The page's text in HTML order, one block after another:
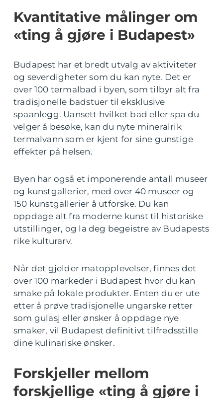
Kvantitative målinger om
«ting å gjøre i Budapest»
Budapest har et bredt utvalg av aktiviteter
og severdigheter som du kan nyte. Det er
over 100 termalbad i byen, som tilbyr alt fra
tradisjonelle badstuer til eksklusive
spaanlegg. Uansett hvilket bad eller spa du
velger å besøke, kan du nyte mineralrik
termalvann som er kjent for sine gunstige
effekter på helsen.
Byen har også et imponerende antall museer
og kunstgallerier, med over 40 museer og
150 kunstgallerier å utforske. Du kan
oppdage alt fra moderne kunst til historiske
utstillinger, og la deg begeistre av Budapests
rike kulturarv.
Når det gjelder matopplevelser, finnes det
over 100 markeder i Budapest hvor du kan
smake på lokale produkter. Enten du er ute
etter å prøve tradisjonelle ungarske retter
som gulasj eller ønsker å oppdage nye
smaker, vil Budapest definitivt tilfredsstille
dine kulinariske ønsker.
Forskjeller mellom
forskjellige «ting å gjøre i